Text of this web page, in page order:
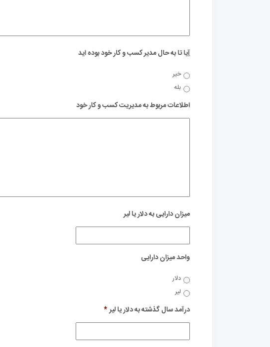
آِیا تا به حال مدیر کسب و کار خود بوده اید
خیر
بله
اطلاعات مربوط به مدیریت کسب و کار خود
میزان دارایی به دلار یا لیر
واحد میزان دارایی
دلار
لیر
درآمد سال گذشته به دلار یا لیر*